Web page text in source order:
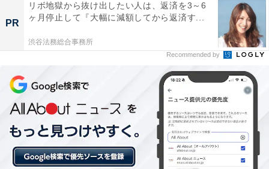
View this post on Instagram
PR
リボ地獄から抜け出したい人は、返済を3～6
ヶ月停止して『大幅に減額してから返済す...
渋谷法務総合事務所
Recommended by